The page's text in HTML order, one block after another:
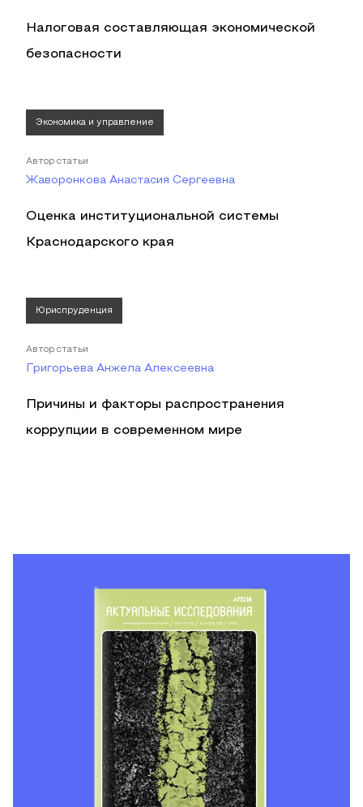
Налоговая составляющая экономической
безопасности
Экономика и управление
Автор статьи
Жаворонкова Анастасия Сергеевна
Оценка институциональной системы
Краснодарского края
Юриспруденция
Автор статьи
Григорьева Анжела Алексеевна
Причины и факторы распространения
коррупции в современном мире